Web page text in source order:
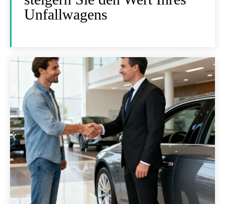
Unfallwagens